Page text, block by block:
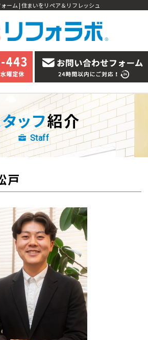
ーム | 住まいをリペア＆リフレッシュ
ッフ紹介
Staff
戸